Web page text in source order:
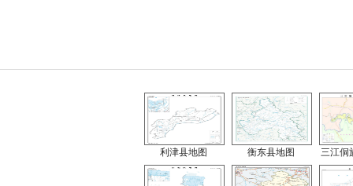
利津县地图 衡东县地图 三江侗